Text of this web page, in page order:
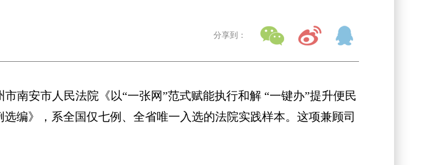
分享到：
安市人民法院《以“一张网”范式赋能执行和解 “一键办”提升便民
编》，系全国仅七例、全省唯一入选的法院实践样本。这项兼顾司